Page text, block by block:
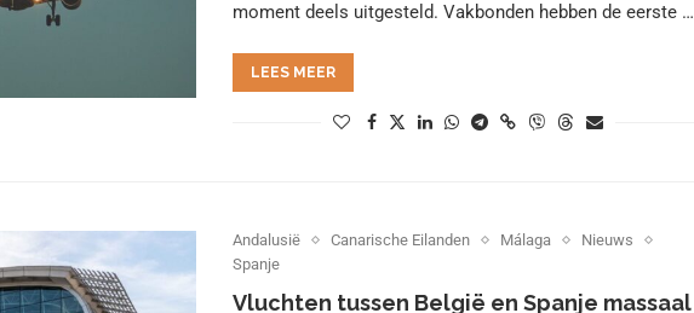
moment deels uitgesteld. Vakbonden hebben de eerste …
LEES MEER
Andalusië Canarische Eilanden Málaga
Nieuws
Spanje
Vluchten tussen België en Spanje massaal